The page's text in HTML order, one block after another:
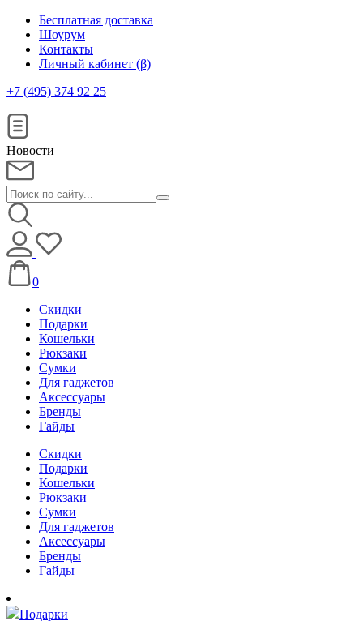
Бесплатная доставка
Шоурум
Контакты
Личный кабинет (β)
+7 (495) 374 92 25
Новости
0
Скидки
Подарки
Кошельки
Рюкзаки
Сумки
Для гаджетов
Аксессуары
Бренды
Гайды
Скидки
Подарки
Кошельки
Рюкзаки
Сумки
Для гаджетов
Аксессуары
Бренды
Гайды
Подарки